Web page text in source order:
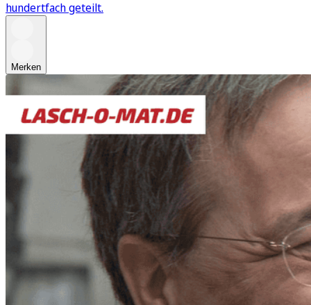
hundertfach geteilt.
Merken